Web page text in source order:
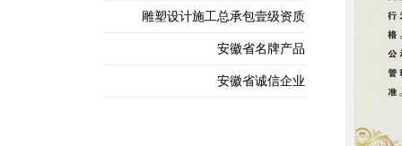
雕塑设计施工总承包壹级资质
安徽省名牌产品
安徽省诚信企业